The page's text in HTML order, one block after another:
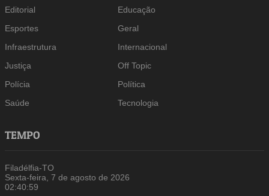
Editorial
Educação
Esportes
Geral
Infraestrutura
Internacional
Justiça
Off Topic
Polícia
Política
Saúde
Tecnologia
TEMPO
Filadélfia-TO
Sexta-feira, 7 de agosto de 2026
02:41:00